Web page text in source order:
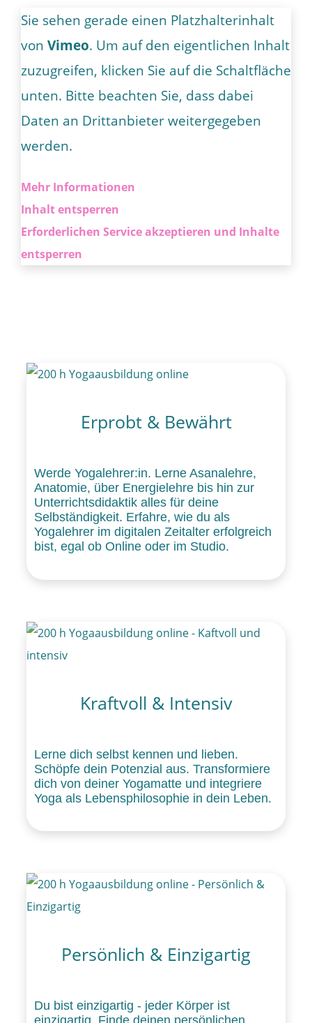
Sie sehen gerade einen Platzhalterinhalt
von Vimeo. Um auf den eigentlichen Inhalt
zuzugreifen, klicken Sie auf die Schaltfläche
unten. Bitte beachten Sie, dass dabei
Daten an Drittanbieter weitergegeben
werden.
Mehr Informationen
Inhalt entsperren
Erforderlichen Service akzeptieren und Inhalte
entsperren
Erprobt & Bewährt
Werde Yogalehrer:in. Lerne Asanalehre,
Anatomie, über Energielehre bis hin zur
Unterrichtsdidaktik alles für deine
Selbständigkeit. Erfahre, wie du als
Yogalehrer im digitalen Zeitalter erfolgreich
bist, egal ob Online oder im Studio.
Kraftvoll & Intensiv
Lerne dich selbst kennen und lieben.
Schöpfe dein Potenzial aus. Transformiere
dich von deiner Yogamatte und integriere
Yoga als Lebensphilosophie in dein Leben.
Persönlich & Einzigartig
Du bist einzigartig - jeder Körper ist